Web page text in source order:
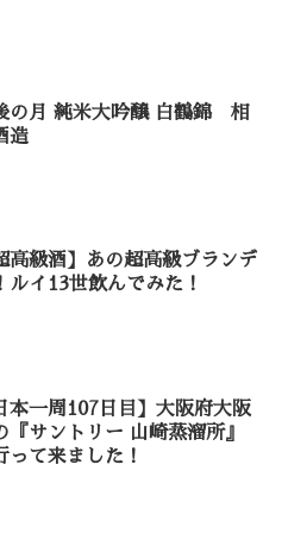
の月 純米大吟醸 白鶴錦 相
造
高級酒】あの超高級ブランデ
ルイ13世飲んでみた！
本一周107日目】大阪府大阪
『サントリー 山崎蒸溜所』
って来ました！